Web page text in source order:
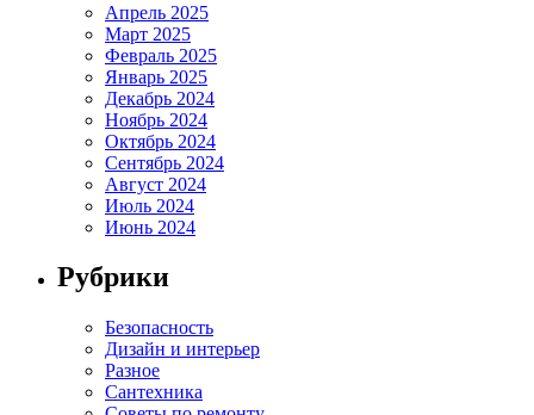
Апрель 2025
Март 2025
Февраль 2025
Январь 2025
Декабрь 2024
Ноябрь 2024
Октябрь 2024
Сентябрь 2024
Август 2024
Июль 2024
Июнь 2024
Рубрики
Безопасность
Дизайн и интерьер
Разное
Сантехника